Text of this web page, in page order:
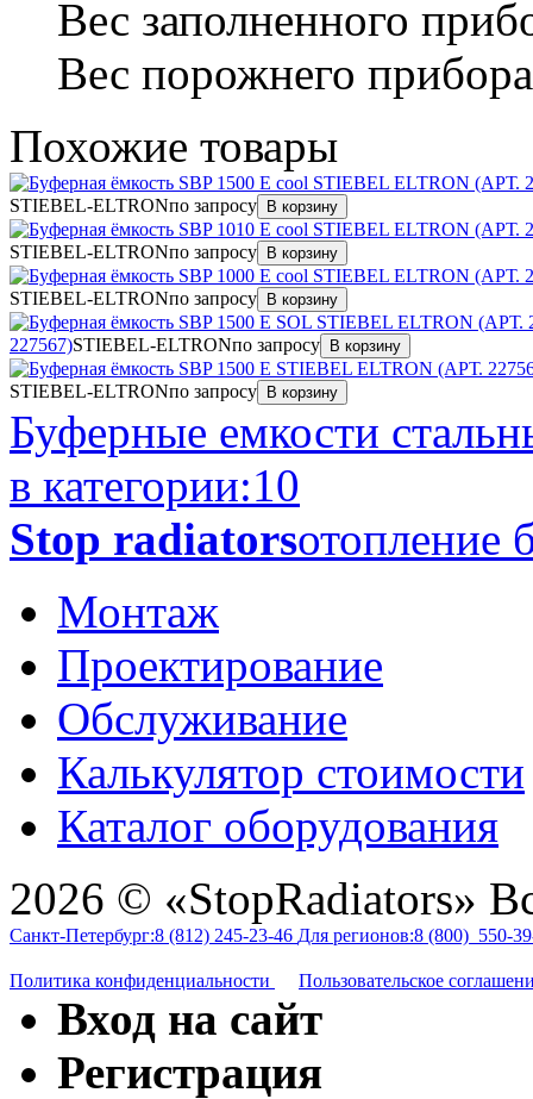
Вес заполненного
Вес порожнего
Похожие товары
STIEBEL-ELTRONпо запросу В корзину
STIEBEL-ELTRONпо запросу В корзину
STIEBEL-ELTRONпо запросу В корзину
227567)STIEBEL-ELTRONпо запросу В корзину
STIEBEL-ELTRONпо запросу В корзину
Буферные емкости
в категории:10
Stop radiatorsотопление
Монтаж
Проектирование
Обслуживание
Калькулятор стоимости
Каталог оборудования
2026 © «StopRadiators»
Санкт-Петербург:8 (812) 245-23-46 Для регионов:8 (800) 550-
Политика конфиденциальности Пользовательское
Вход на сайт
Регистрация